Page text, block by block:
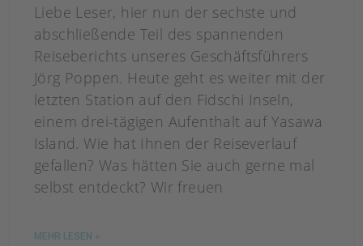
Liebe Leser, hier nun der sechste und
abschließende Teil des spannenden
Reiseberichts unseres Geschäftsführers
Jörg Poppen. Heute geht es weiter mit der
letzten Station auf den Fidschi Inseln,
einem drei-tägigen Aufenthalt auf Yasawa
Island. Wie hat Ihnen der Reiseverlauf
gefallen? Was hätten Sie auch gerne mal
selbst entdeckt? Wir freuen
MEHR LESEN »